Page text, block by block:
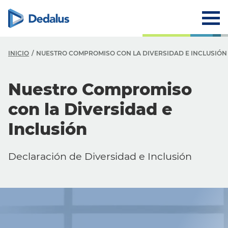
INICIO NUESTRO COMPROMISO CON LA DIVERSIDAD E INCLUSIÓN
Nuestro Compromiso
con la Diversidad e
Inclusión
Declaración de Diversidad e Inclusión